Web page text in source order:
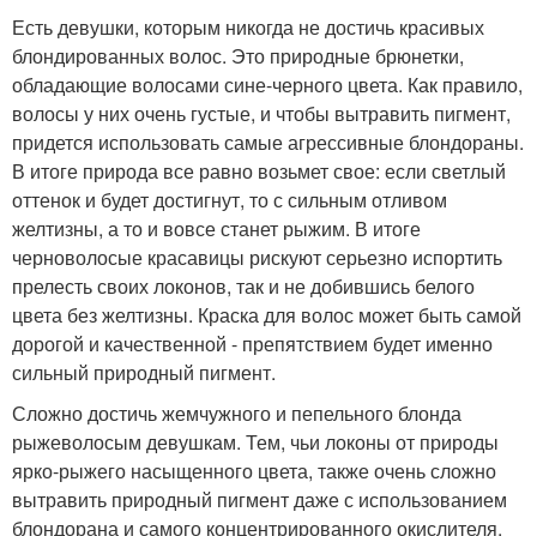
Есть девушки, которым никогда не достичь красивых
блондированных волос. Это природные брюнетки,
обладающие волосами сине-черного цвета. Как правило,
волосы у них очень густые, и чтобы вытравить пигмент,
придется использовать самые агрессивные блондораны.
В итоге природа все равно возьмет свое: если светлый
оттенок и будет достигнут, то с сильным отливом
желтизны, а то и вовсе станет рыжим. В итоге
черноволосые красавицы рискуют серьезно испортить
прелесть своих локонов, так и не добившись белого
цвета без желтизны. Краска для волос может быть самой
дорогой и качественной - препятствием будет именно
сильный природный пигмент.
Сложно достичь жемчужного и пепельного блонда
рыжеволосым девушкам. Тем, чьи локоны от природы
ярко-рыжего насыщенного цвета, также очень сложно
вытравить природный пигмент даже с использованием
блондорана и самого концентрированного окислителя.